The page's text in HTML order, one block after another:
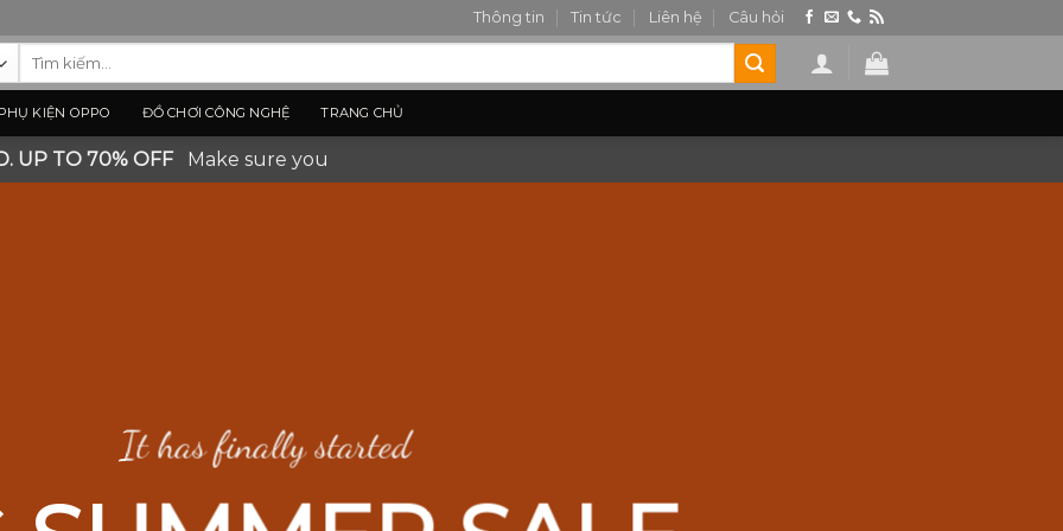
Thông tin Tin tức Liên hệ Câu hỏi
Tìm
PHỤ KIỆN OPPO ĐỒ CHƠI CÔNG NGHỆ TRANG CHỦ
UP TO 70% OFF Make sure you
It has finally started